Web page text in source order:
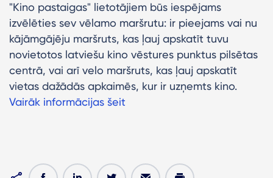
"Kino pastaigas" lietotājiem būs iespējams
izvēlēties sev vēlamo maršrutu: ir pieejams vai nu
kājāmgājēju maršruts, kas ļauj apskatīt tuvu
novietotos latviešu kino vēstures punktus pilsētas
centrā, vai arī velo maršruts, kas ļauj apskatīt
vietas dažādās apkaimēs, kur ir uzņemts kino.
Vairāk informācijas šeit